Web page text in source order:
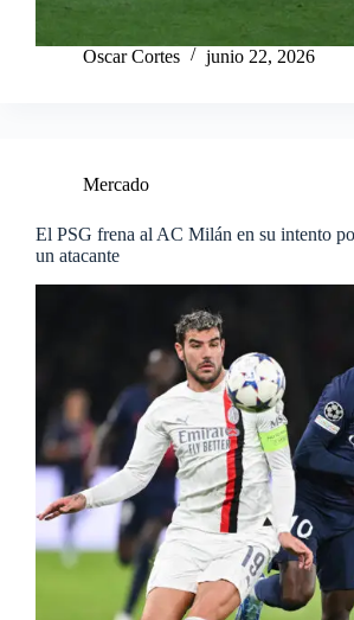
Oscar Cortes junio 22, 2026
Mercado
El PSG frena al AC Milán en su intento
un atacante